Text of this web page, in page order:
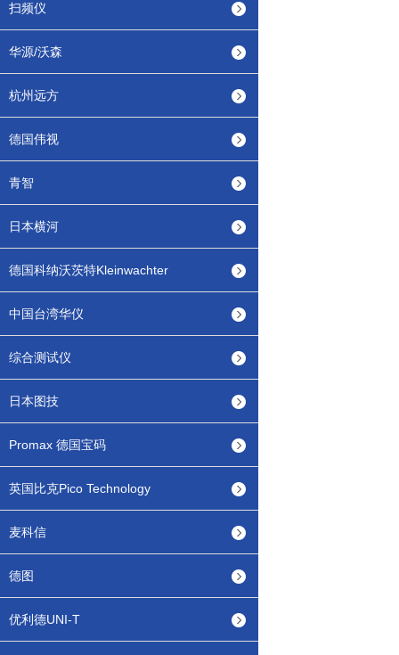
扫频仪
华源/沃森
杭州远方
德国伟视
青智
日本横河
德国科纳沃茨特Kleinwachter
中国台湾华仪
综合测试仪
日本图技
Promax 德国宝码
英国比克Pico Technology
麦科信
德图
优利德UNI-T